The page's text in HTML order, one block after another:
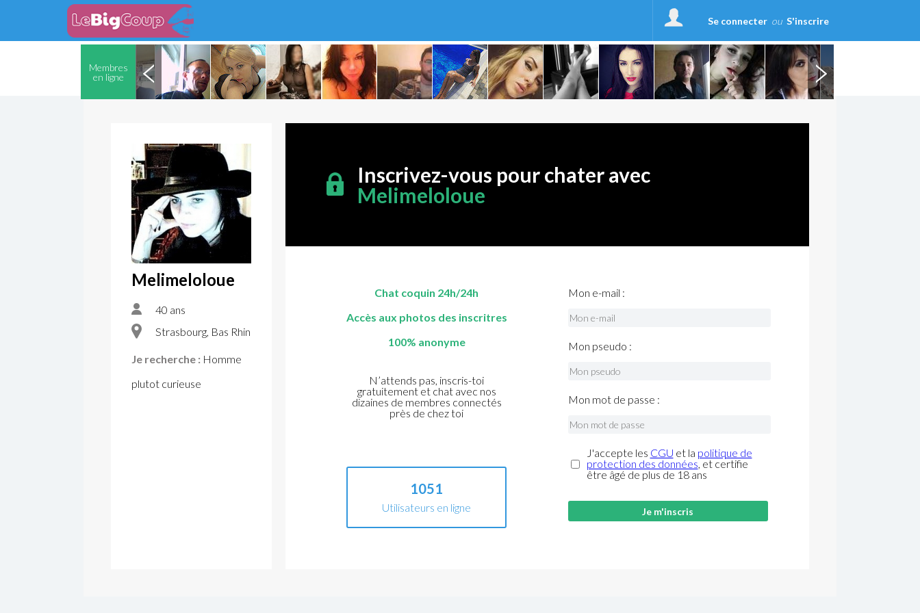
Se connecter ou S'inscrire
Membres
en ligne
Melimeloloue
40 ans
Strasbourg, Bas Rhin
Je recherche : Homme
plutot curieuse
Inscrivez-vous pour chater avec
Melimeloloue
Chat coquin 24h/24h
Accès aux photos des inscritres
100% anonyme
N’attends pas, inscris-toi
gratuitement et chat avec nos
dizaines de membres connectés
près de chez toi
1051
Utilisateurs en ligne
Mon e-mail :
Mon pseudo :
Mon mot de passe :
J'accepte les CGU et la politique de
protection des données, et certifie
être âgé de plus de 18 ans